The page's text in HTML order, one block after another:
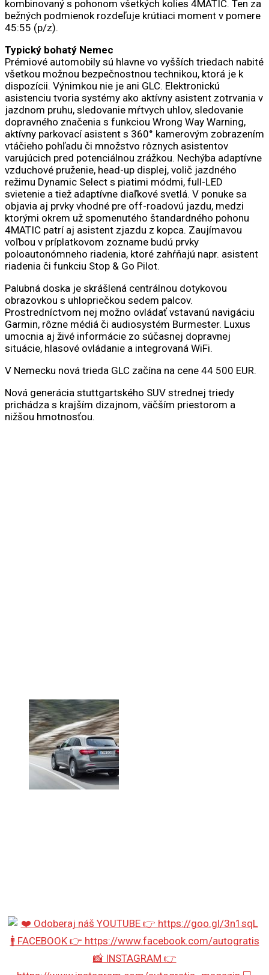
kombinovaný s pohonom všetkých kolies 4MATIC. Ten za
bežných podmienok rozdeľuje krútiaci moment v pomere
45:55 (p/z).
Typický bohatý Nemec
Prémiové automobily sú hlavne vo vyšších triedach nabité
všetkou možnou bezpečnostnou technikou, ktorá je k
dispozícii. Výnimkou nie je ani GLC. Elektronickú
asistenciu tvoria systémy ako aktívny asistent zotrvania v
jazdnom pruhu, sledovanie mŕtvych uhlov, sledovanie
dopravného značenia s funkciou Wrong Way Warning,
aktívny parkovací asistent s 360° kamerovým zobrazením
vtáčieho pohľadu či množstvo rôznych asistentov
varujúcich pred potenciálnou zrážkou. Nechýba adaptívne
vzduchové pruženie, head-up displej, volič jazdného
režimu Dynamic Select s piatimi módmi, full-LED
svietenie a tiež adaptívne diaľkové svetlá. V ponuke sa
objavia aj prvky vhodné pre off-roadovú jazdu, medzi
ktorými okrem už spomenutého štandardného pohonu
4MATIC patrí aj asistent zjazdu z kopca. Zaujímavou
voľbou v príplatkovom zozname budú prvky
poloautonómneho riadenia, ktoré zahŕňajú napr. asistent
riadenia či funkciu Stop & Go Pilot.
Palubná doska je skrášlená centrálnou dotykovou
obrazovkou s uhlopriečkou sedem palcov.
Prostredníctvom nej možno ovládať vstavanú navigáciu
Garmin, rôzne médiá či audiosystém Burmester. Luxus
umocnia aj živé informácie zo súčasnej dopravnej
situácie, hlasové ovládanie a integrovaná WiFi.
V Nemecku nová trieda GLC začína na cene 44 500 EUR.
Nová generácia stuttgartského SUV strednej triedy
prichádza s krajším dizajnom, väčším priestorom a
nižšou hmotnosťou.